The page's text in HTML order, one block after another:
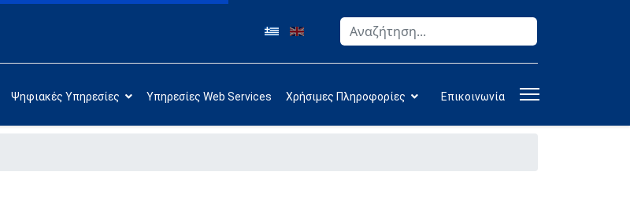
Αναζήτηση
Ψηφιακές Υπηρεσίες Υπηρεσίες Web Services Χρήσιμες Πληροφορίες Επικοινωνία